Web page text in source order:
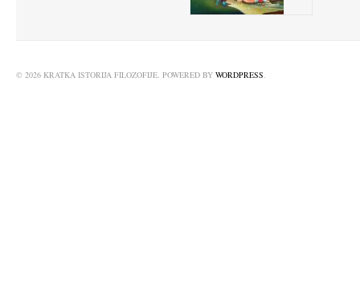
© 2026 KRATKA ISTORIJA FILOZOFIJE. POWERED BY WORDPRESS.